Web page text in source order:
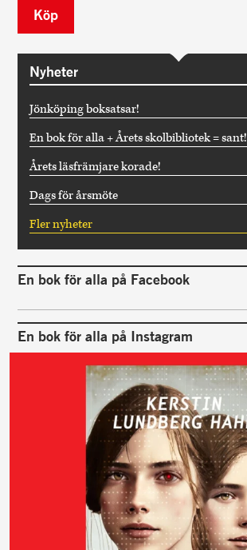
Köp
Nyheter
Jönköping boksatsar!
En bok för alla + Årets skolbibliotek = sant!
Årets läsfrämjare korade!
Dags för årsmöte
Fler nyheter
En bok för alla på Facebook
En bok för alla på Instagram